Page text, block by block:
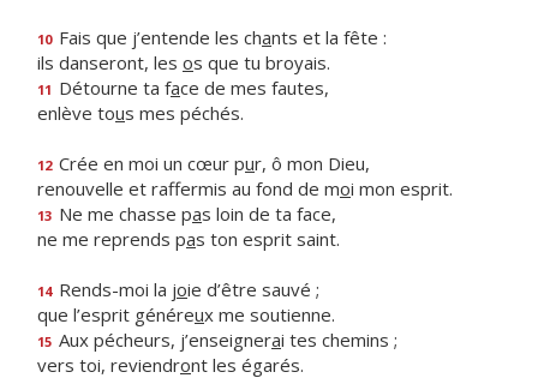
10 Fais que j’entende les chants et la fête :
ils danseront, les os que tu broyais.
11 Détourne ta face de mes fautes,
enlève tous mes péchés.
12 Crée en moi un cœur pur, ô mon Dieu,
renouvelle et raffermis au fond de moi mon esprit.
13 Ne me chasse pas loin de ta face,
ne me reprends pas ton esprit saint.
14 Rends-moi la joie d’être sauvé ;
que l’esprit généreux me soutienne.
15 Aux pécheurs, j’enseignerai tes chemins ;
vers toi, reviendront les égarés.